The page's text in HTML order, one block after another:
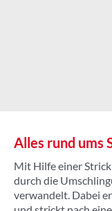
Alles rund ums
Mit Hilfe einer
durch die
verwandelt. Dabei